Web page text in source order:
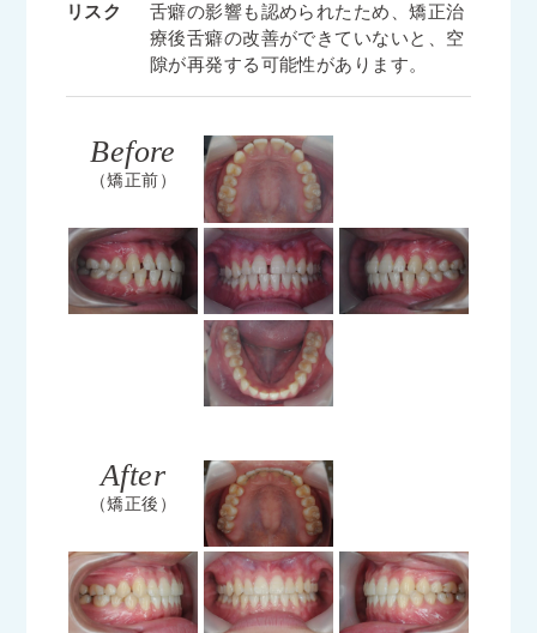
リスク
舌癖の影響も認められたため、矯正治
療後舌癖の改善ができていないと、空
隙が再発する可能性があります。
Before
（矯正前）
After
（矯正後）